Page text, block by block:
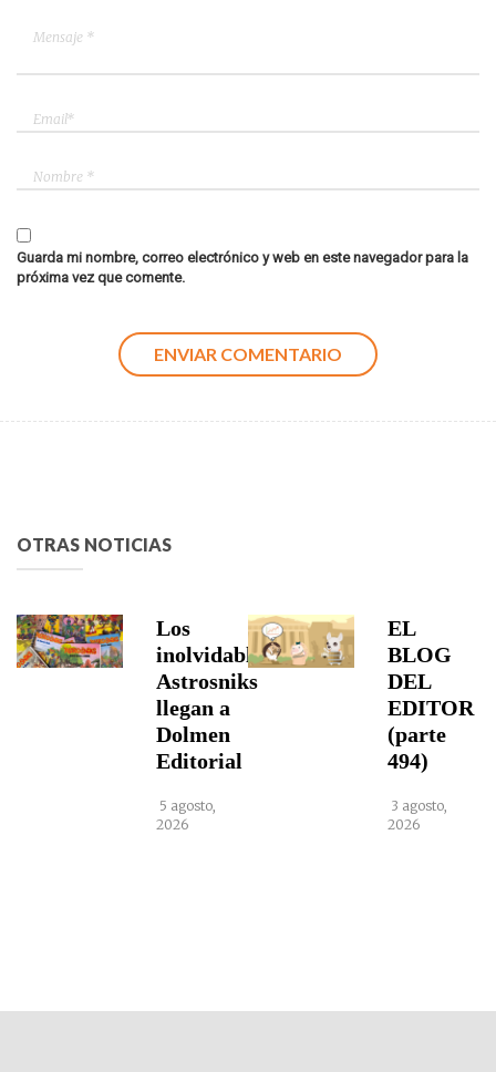
Guarda mi nombre, correo electrónico y web en este navegador para la
próxima vez que comente.
OTRAS NOTICIAS
Los
inolvidables
Astrosniks
llegan a
Dolmen
Editorial
5 agosto,
2026
EL
BLOG
DEL
EDITOR
(parte
494)
3 agosto,
2026